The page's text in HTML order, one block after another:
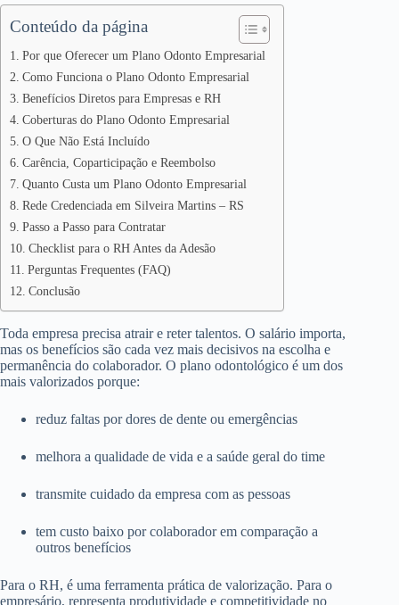
Conteúdo da página
Por que Oferecer um Plano Odonto Empresarial
Como Funciona o Plano Odonto Empresarial
Benefícios Diretos para Empresas e RH
Coberturas do Plano Odonto Empresarial
O Que Não Está Incluído
Carência, Coparticipação e Reembolso
Quanto Custa um Plano Odonto Empresarial
Rede Credenciada em Silveira Martins – RS
Passo a Passo para Contratar
Checklist para o RH Antes da Adesão
Perguntas Frequentes (FAQ)
Conclusão
Toda empresa precisa atrair e reter talentos. O salário importa,
mas os benefícios são cada vez mais decisivos na escolha e
permanência do colaborador. O plano odontológico é um dos
mais valorizados porque:
reduz faltas por dores de dente ou emergências
melhora a qualidade de vida e a saúde geral do time
transmite cuidado da empresa com as pessoas
tem custo baixo por colaborador em comparação a
outros benefícios
Para o RH, é uma ferramenta prática de valorização. Para o
empresário, representa produtividade e competitividade no